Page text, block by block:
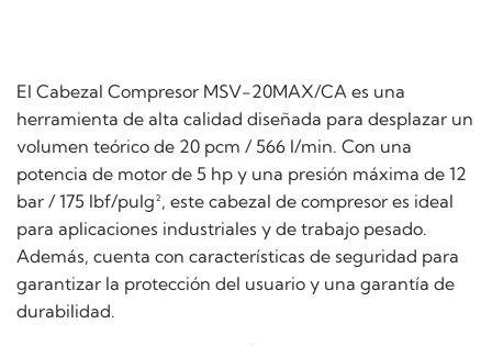
El Cabezal Compresor MSV-20MAX/CA es una
herramienta de alta calidad diseñada para desplazar un
volumen teórico de 20 pcm / 566 l/min. Con una
potencia de motor de 5 hp y una presión máxima de 12
bar / 175 lbf/pulg², este cabezal de compresor es ideal
para aplicaciones industriales y de trabajo pesado.
Además, cuenta con características de seguridad para
garantizar la protección del usuario y una garantía de
durabilidad.